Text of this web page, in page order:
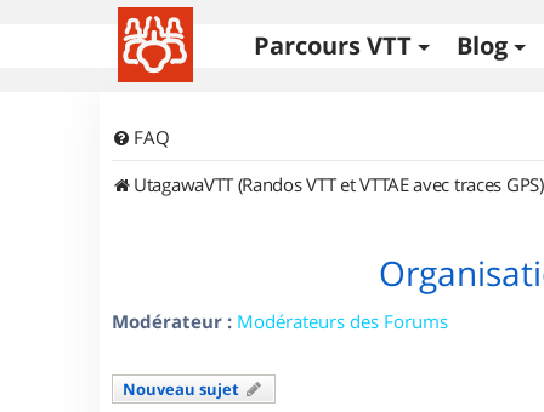
Parcours VTT Blog
FAQ
UtagawaVTT (Randos VTT et VTTAE avec traces GPS)
Modérateur : Modérateurs des Forums
Nouveau sujet